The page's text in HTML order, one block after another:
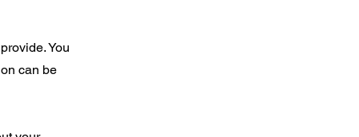
You
can be